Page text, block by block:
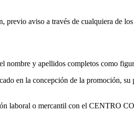
previo aviso a través de cualquiera
nombre y apellidos completos como
la concepción de la promoción, su
laboral o mercantil con el